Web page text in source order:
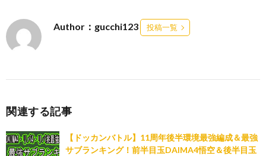
Author：gucchi123 投稿一覧
関連する記事
【ドッカンバトル】11周年後半環境最強編成＆最強
サブランキング！前半目玉DAIMA4悟空＆後半目玉